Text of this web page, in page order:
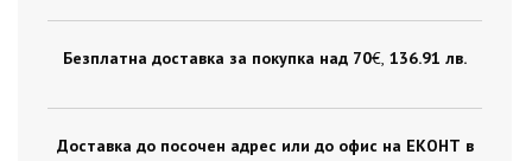
Безплатна доставка за покупка над 70€ , 136.91 лв.
Доставка до посочен адрес или до офис на ЕКОНТ в